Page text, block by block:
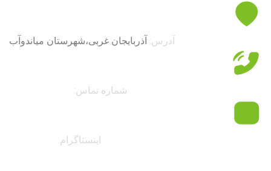
آدرس: آذربایجان غربی،شهرستان میاندوآب
شماره تماس:
اینستاگرام: